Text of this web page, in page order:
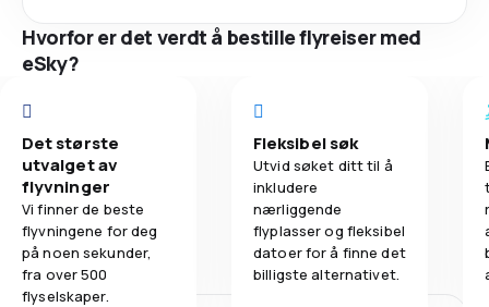
Hvorfor er det verdt å bestille flyreiser med
eSky?
Det største
utvalget av
flyvninger
Vi finner de beste
flyvningene for deg
på noen sekunder,
fra over 500
flyselskaper.
Fleksibel søk
Utvid søket ditt til å
inkludere
nærliggende
flyplasser og fleksibel
datoer for å finne det
billigste alternativet.